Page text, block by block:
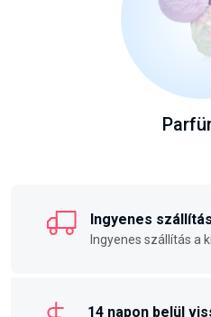
Ingyenes szállítás
Ingyenes szállítás a
14 napon belül